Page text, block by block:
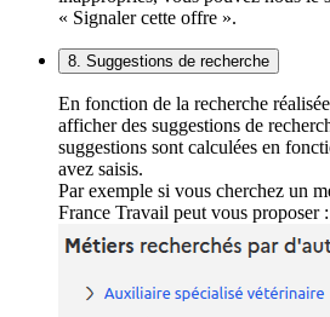
« Signaler cette offre ».
8. Suggestions de recherche
En fonction de la recherche
afficher des suggestions de
suggestions sont calculées en
avez saisis.
Par exemple si vous cherchez un
France Travail peut vous proposer :